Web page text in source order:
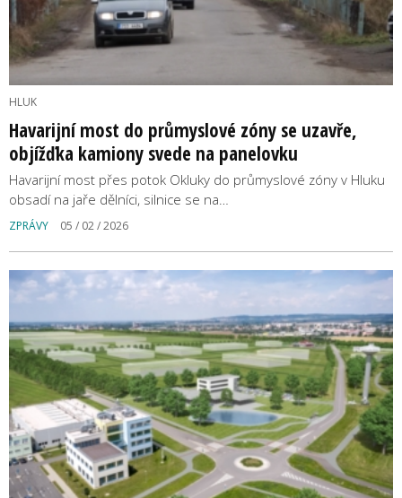
HLUK
Havarijní most do průmyslové zóny se uzavře,
objížďka kamiony svede na panelovku
Havarijní most přes potok Okluky do průmyslové zóny v Hluku
obsadí na jaře dělníci, silnice se na…
ZPRÁVY 05 / 02 / 2026